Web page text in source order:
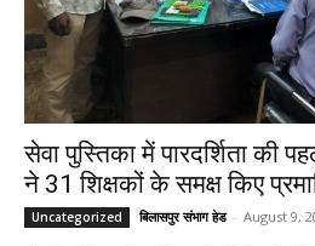
सेवा पुस्तिका में पारदर्शिता की
ने 31 शिक्षकों के समक्ष किए
Uncategorized बिलासपुर संभाग हेड - August 9,